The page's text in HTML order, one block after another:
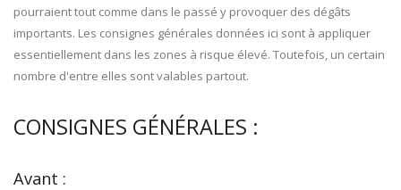
pourraient tout comme dans le passé y provoquer des dégâts
importants. Les consignes générales données ici sont à appliquer
essentiellement dans les zones à risque élevé. Toutefois, un certain
nombre d'entre elles sont valables partout.
CONSIGNES GÉNÉRALES :
Avant :